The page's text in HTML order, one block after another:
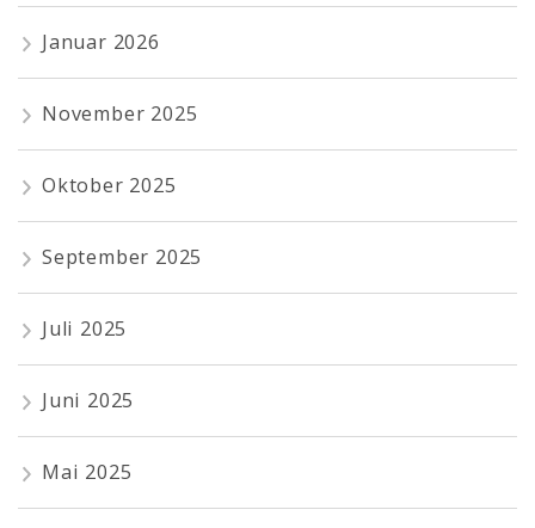
Januar 2026
November 2025
Oktober 2025
September 2025
Juli 2025
Juni 2025
Mai 2025